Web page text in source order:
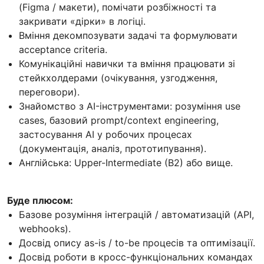
(Figma / макети), помічати розбіжності та
закривати «дірки» в логіці.
Вміння декомпозувати задачі та формулювати
acceptance criteria.
Комунікаційні навички та вміння працювати зі
стейкхолдерами (очікування, узгодження,
переговори).
Знайомство з AI-інструментами: розуміння use
cases, базовий prompt/context engineering,
застосування AI у робочих процесах
(документація, аналіз, прототипування).
Англійська: Upper-Intermediate (B2) або вище.
Буде плюсом:
Базове розуміння інтеграцій / автоматизацій (API,
webhooks).
Досвід опису as-is / to-be процесів та оптимізації.
Досвід роботи в кросс-функціональних командах